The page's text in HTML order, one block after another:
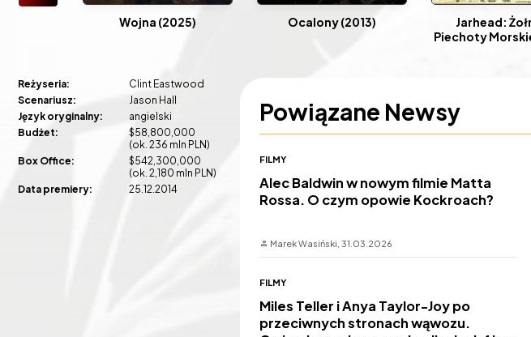
Wojna (2025) Ocalony (2013)
Jarhead:
Piechoty
Reżyseria:
Clint Eastwood
Scenariusz:
Jason Hall
Język oryginalny:
angielski
Budżet:
$58,800,000
(ok. 236 mln PLN)
Box Office:
$542,300,000
(ok. 2,180 mln PLN)
Data premiery:
25.12.2014
Powiązane Newsy
FILMY
Alec Baldwin w nowym filmie Matta
Rossa. O czym opowie Kockroach?
Marek Wasiński, 31.03.2026
FILMY
Miles Teller i Anya Taylor-Joy po
przeciwnych stronach wąwozu.